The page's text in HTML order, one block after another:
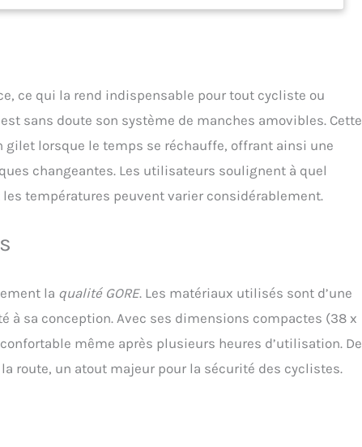
ou comme couche flexible pour le printemps et l'automne,
Dos allongé. Poche arrière en 3 parties pour les
valeur. Col montant pour une protection supplémentaire. CE
Taille : L, Art. 100645
ce qui la rend indispensable pour tout cycliste ou
sans doute son système de manches amovibles. Cette
lorsque le temps se réchauffe, offrant ainsi une
changeantes. Les utilisateurs soulignent à quel
températures peuvent varier considérablement.
la qualité GORE. Les matériaux utilisés sont d’une
sa conception. Avec ses dimensions compactes (38 x
même après plusieurs heures d’utilisation. De
route, un atout majeur pour la sécurité des cyclistes.